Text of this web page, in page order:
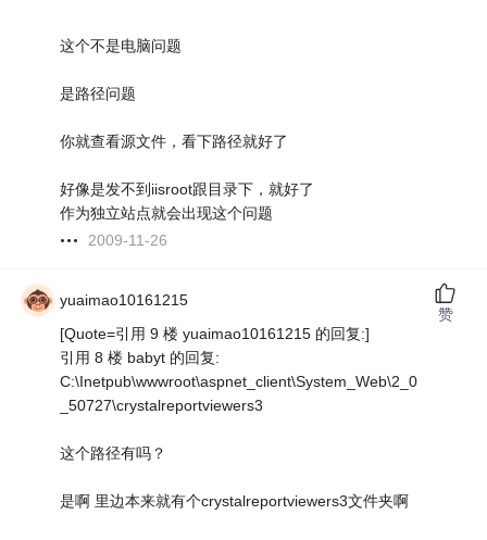
这个不是电脑问题
是路径问题
你就查看源文件，看下路径就好了
好像是发不到iisroot跟目录下，就好了
作为独立站点就会出现这个问题
2009-11-26
yuaimao10161215
[Quote=引用 9 楼 yuaimao10161215 的回复:]
引用 8 楼 babyt 的回复:
C:\Inetpub\wwwroot\aspnet_client\System_Web\2_0
_50727\crystalreportviewers3
这个路径有吗？
是啊 里边本来就有个crystalreportviewers3文件夹啊
赞